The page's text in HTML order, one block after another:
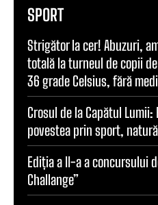
SPORT
Strigător la cer! Abuzuri,
totală la turneul de copii
36 grade Celsius, fără
Crosul de la Capătul
povestea prin sport,
Ediția a II-a a concursului
Challange”